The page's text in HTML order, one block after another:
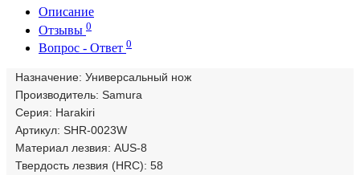
Описание
Отзывы 0
Вопрос - Ответ 0
Назначение: Универсальный нож
Производитель: Samura
Серия: Harakiri
Артикул: SHR-0023W
Материал лезвия: AUS-8
Твердость лезвия (HRC): 58